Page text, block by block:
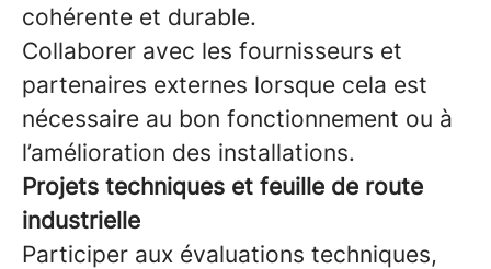
cohérente et durable.
Collaborer avec les fournisseurs et
partenaires externes lorsque cela est
nécessaire au bon fonctionnement ou à
l’amélioration des installations.
Projets techniques et feuille de route
industrielle
Participer aux évaluations techniques,